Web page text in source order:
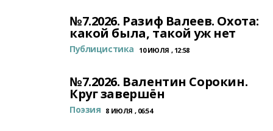
№7.2026. Разиф Валеев. Охота:
какой была, такой уж нет
Публицистика 10 ИЮЛЯ , 12:58
№7.2026. Валентин Сорокин.
Круг завершён
Поэзия 8 ИЮЛЯ , 06:54